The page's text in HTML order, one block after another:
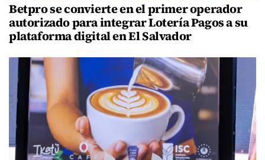
Betpro se convierte en el primer operador
autorizado para integrar Lotería Pagos a su
plataforma digital en El Salvador